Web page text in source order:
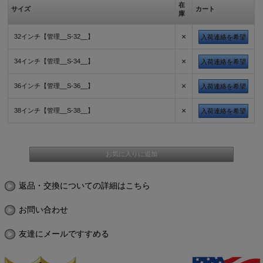
サイズ
在
庫
カート
32インチ【管理__S-32__】 × 入荷連絡を希望
34インチ【管理__S-34__】 × 入荷連絡を希望
36インチ【管理__S-36__】 × 入荷連絡を希望
38インチ【管理__S-38__】 × 入荷連絡を希望
返品・交換についての詳細はこちら
お問い合わせ
友達にメールですすめる